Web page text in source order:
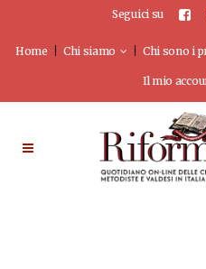
Seguici su
Home Chi siamo Chi sono i
Il mio